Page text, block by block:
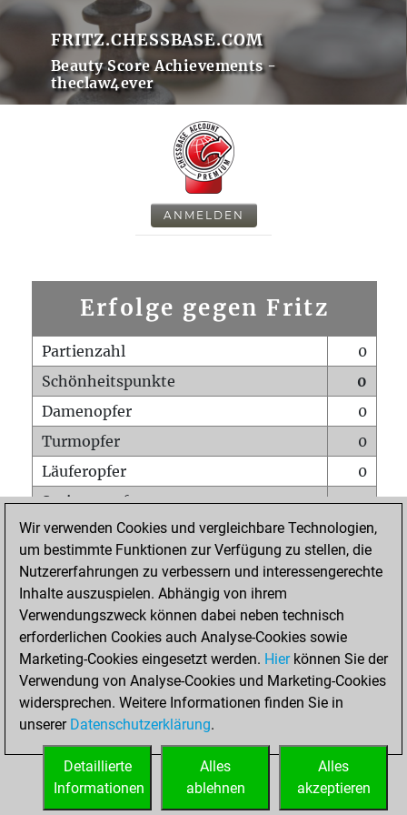
FRITZ.CHESSBASE.COM
Beauty Score Achievements -
theclaw4ever
ANMELDEN
Erfolge gegen Fritz
Partienzahl
0
Schönheitspunkte
0
Damenopfer
0
Turmopfer
0
Läuferopfer
0
Springeropfer
0
Bauernopfer
0
Matt auf vollem Brett
0
Bauer setzt Matt
Erstickte Matts
Unterverwandlungen
0
Türme auf der siebten
0
STARTSEITE
Wir verwenden Cookies und vergleichbare Technologien,
um bestimmte Funktionen zur Verfügung zu stellen, die
Nutzererfahrungen zu verbessern und interessengerechte
Inhalte auszuspielen. Abhängig von ihrem
Verwendungszweck können dabei neben technisch
erforderlichen Cookies auch Analyse-Cookies sowie
Marketing-Cookies eingesetzt werden. Hierkönnen Sie der
Verwendung von Analyse-Cookies und Marketing-Cookies
widersprechen. Weitere Informationen finden Sie in
unserer Datenschutzerklärung.
Alles
akzeptieren
Alles
ablehnen
Detaillierte
Informationen